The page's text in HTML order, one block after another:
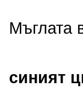
Мъглата
синият